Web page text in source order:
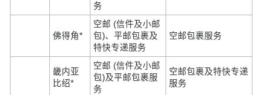
务
佛得角*
空邮 (信件及小邮
包)、平邮包裹及
特快专递服务
空邮包裹服务
畿内亚
比绍*
空邮 (信件及小邮
包)及平邮包裹服
务
空邮包裹及特快专递
服务